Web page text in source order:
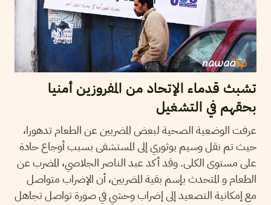
تشبث قدماء الإتحاد من المفروزين أمنيا
بحقهم في التشغيل
عرفت الوضعية الصحية لبعض المضربين عن الطعام تدهورا،
حيث تم نقل وسيم بوثوري إلى المستشفى بسبب أوجاع حادة
على مستوى الكلى. وقد أكد عبد الناصر الجلاصي، المضرب عن
الطعام و المتحدث بإسم بقية المضربين، أن الإضراب متواصل
مع إمكانية التصعيد إلى إضراب وحشي في صورة تواصل تجاهل